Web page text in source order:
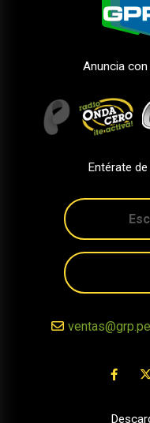
Anuncia
Entérate
ventas@grp.pe